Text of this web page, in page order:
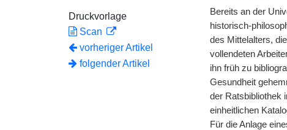
Druckvorlage
Scan
vorheriger Artikel
folgender Artikel
Bereits an der
historisch-
des Mittelalters,
vollendeten
ihn früh zu
Gesundheit
der Ratsbibliothek
einheitlichen
Für die Anlage